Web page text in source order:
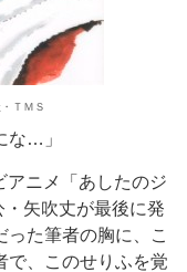
ＴＭＳ
な…」
ニメ「あしたのジ
矢吹丈が最後に発
った筆者の胸に、こ
で、このせりふを覚